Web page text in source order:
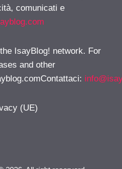
comunicati e
IsayBlog! network. For
and other
:
(UE)